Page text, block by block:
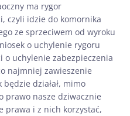
ma rygor
czyli idzie do komornika
ze sprzeciwem od wyroku
o uchylenie rygoru
o uchylenie zabezpieczenia
najmniej zawieszenie
działał, mimo
prawo nasze dziwacznie
prawa i z nich korzystać,